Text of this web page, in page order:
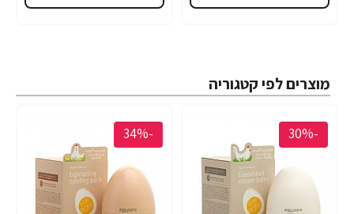
מוצרים לפי קטגוריה
-30%
-34%